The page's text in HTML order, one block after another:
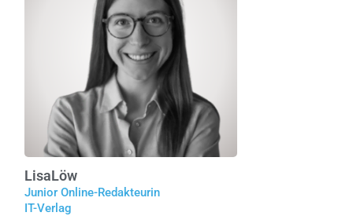
LisaLöw
Junior Online-Redakteurin
IT-Verlag